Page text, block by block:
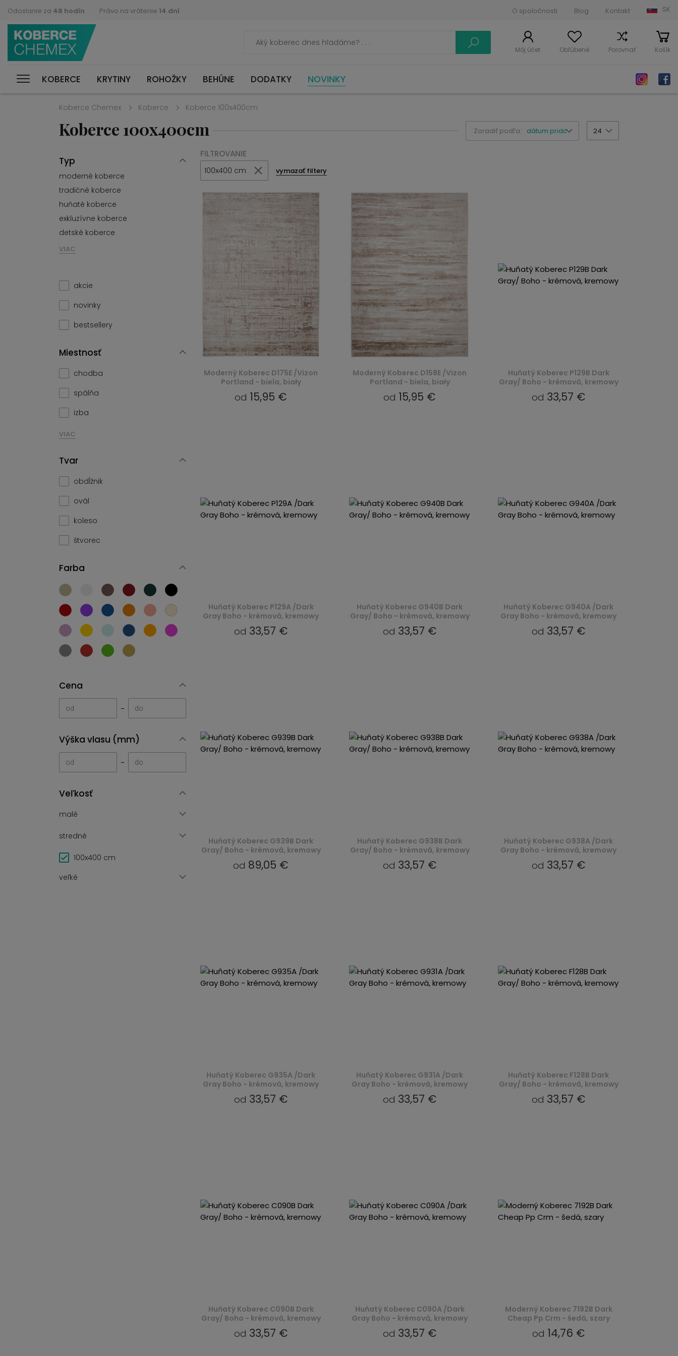
Odoslanie za 48 hodín Právo na vrátenie 14 dní O spoločnosti Blog Kontakt SK
Môj účet Obľúbené Porovnať Košík
KOBERCE KRYTINY ROHOŽKY BEHÚNE DODATKY NOVINKY
Koberce Chemex Koberce Koberce 100x400cm
Koberce 100x400cm Zoradiť podľa: dátum pridania 24
Typ
moderné koberce
tradičné koberce
huňaté koberce
exkluzívne koberce
detské koberce
VIAC
akcie
novinky
bestsellery
Miestnosť
chodba
spálňa
izba
VIAC
Tvar
obdĺžnik
ovál
koleso
štvorec
Farba
Cena
-
Výška vlasu (mm)
-
Veľkosť
malé
stredné
100x400 cm
veľké
FILTROVANIE
100x400 cm vymazať filtery
Moderný Koberec D175E /Vizon
Portland - biela, biały
od 15,95 €
Moderný Koberec D158E /Vizon
Portland - biela, biały
od 15,95 €
Huňatý Koberec P129B Dark
Gray/ Boho - krémová, kremowy
od 33,57 €
Huňatý Koberec P129A /Dark
Gray Boho - krémová, kremowy
od 33,57 €
Huňatý Koberec G940B Dark
Gray/ Boho - krémová, kremowy
od 33,57 €
Huňatý Koberec G940A /Dark
Gray Boho - krémová, kremowy
od 33,57 €
Huňatý Koberec G939B Dark
Gray/ Boho - krémová, kremowy
od 89,05 €
Huňatý Koberec G938B Dark
Gray/ Boho - krémová, kremowy
od 33,57 €
Huňatý Koberec G938A /Dark
Gray Boho - krémová, kremowy
od 33,57 €
Huňatý Koberec G935A /Dark
Gray Boho - krémová, kremowy
od 33,57 €
Huňatý Koberec G931A /Dark
Gray Boho - krémová, kremowy
od 33,57 €
Huňatý Koberec F128B Dark
Gray/ Boho - krémová, kremowy
od 33,57 €
Huňatý Koberec C090B Dark
Gray/ Boho - krémová, kremowy
od 33,57 €
Huňatý Koberec C090A /Dark
Gray Boho - krémová, kremowy
od 33,57 €
Moderný Koberec 7192B Dark
Cheap Pp Crm - šedá, szary
od 14,76 €